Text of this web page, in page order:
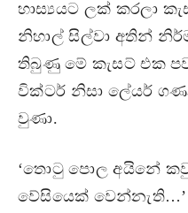
හාස්‍යයට ලක් කරලා
නිහාල් සිල්වා අතින්
තිබුණු මේ කැසට් එක
වික්ටර් නිසා ලේයර්
වුණා.
‘තොටු පොල අයිනේ
වේසියෙක් වෙන්නැති…’